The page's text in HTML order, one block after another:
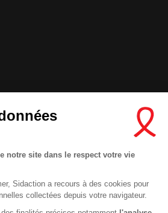
notre site dans le respect votre vie
Sidaction a recours à des cookies pour
collectées depuis votre navigateur.
: